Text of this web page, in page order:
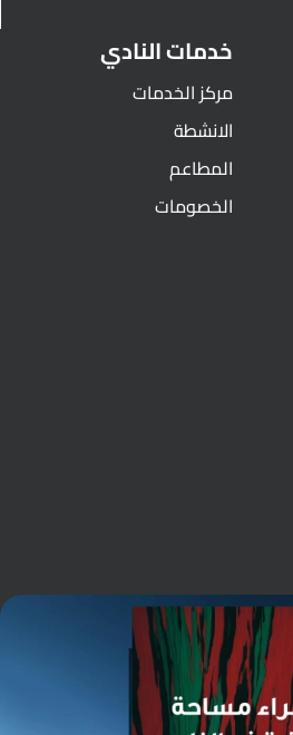
خدمات النادي
مركز الخدمات
الانشطة
المطاعم
الخصومات